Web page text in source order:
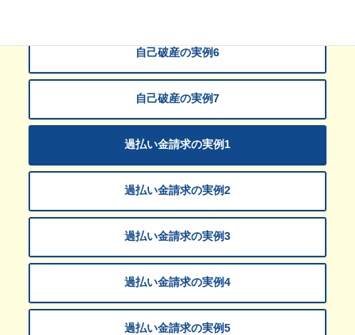
自己破産の実例6
自己破産の実例7
過払い金請求の実例1
過払い金請求の実例2
過払い金請求の実例3
過払い金請求の実例4
過払い金請求の実例5